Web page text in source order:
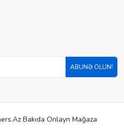
ABUNƏ OLUN!
Bakıda Onlayn Mağaza